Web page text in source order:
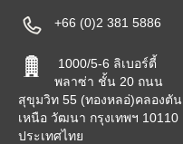
+66 (0)2 381 5886
1000/5-6 ลิเบอร์ตี้
พลาซ่า ชั้น 20 ถนน
สุขุมวิท 55 (ทองหลอ่)คลองตัน
เหนือ วัฒนา กรุงเทพฯ 10110
ประเทศไทย